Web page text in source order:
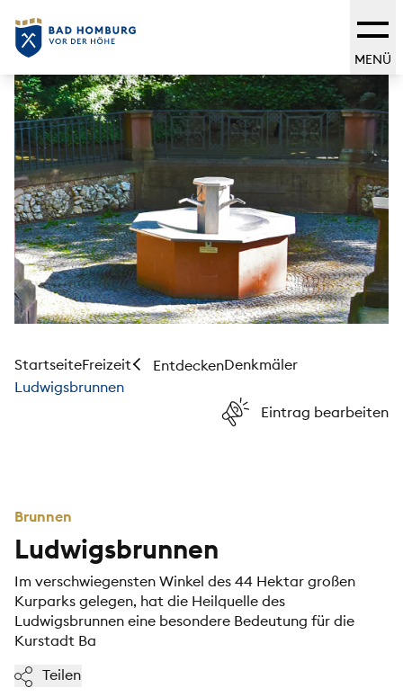
MENÜ
StartseiteFreizeit EntdeckenDenkmäler
Ludwigsbrunnen
Eintrag bearbeiten
Brunnen
Ludwigsbrunnen
Im verschwiegensten Winkel des 44 Hektar großen
Kurparks gelegen, hat die Heilquelle des
Ludwigsbrunnen eine besondere Bedeutung für die
Kurstadt Ba
Teilen